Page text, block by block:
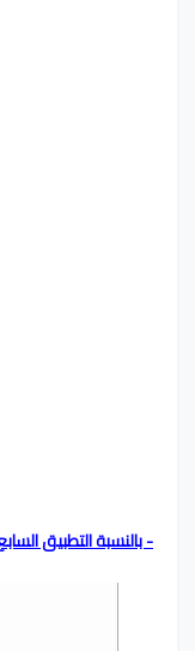
- بالنسبة التطبيق